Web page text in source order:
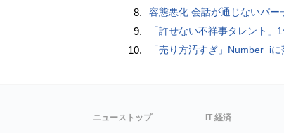
8. 容態悪化 会話が通じないパー
9. 「許せない不祥事タレント」
10. 「売り方汚すぎ」Number_iに
ニューストップ IT 経済